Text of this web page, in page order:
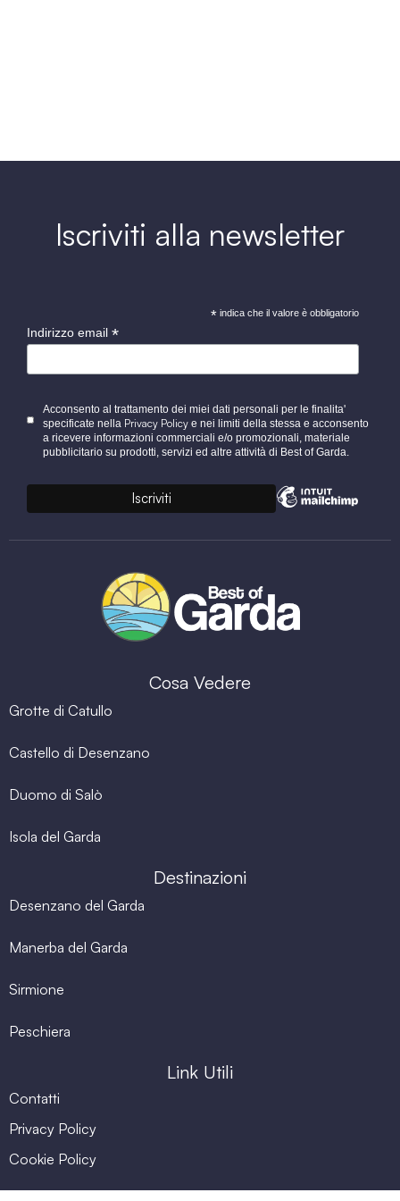
Cosa Vedere
Grotte di Catullo
Castello di Desenzano
Duomo di Salò
Isola del Garda
Destinazioni
Desenzano del Garda
Manerba del Garda
Sirmione
Peschiera
Link Utili
Contatti
Privacy Policy
Cookie Policy
Iscriviti alla newsletter
* indica che il valore è obbligatorio
Indirizzo email *
Acconsento al trattamento dei miei dati personali per le finalita'
specificate nella Privacy Policye nei limiti della stessa e acconsento
a ricevere informazioni commerciali e/o promozionali, materiale
pubblicitario su prodotti, servizi ed altre attività di Best of Garda.